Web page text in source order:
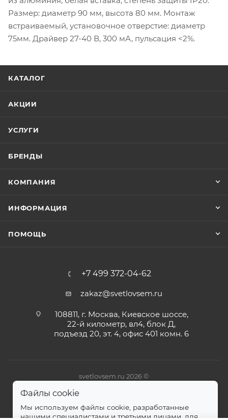
Размер: диаметр 90 мм, высота 80 мм. Монтаж
встраиваемый, установочное отверстие: диаметр
75мм. Драйвер 27-40 В, 300 мА, пульсация <2%.
КАТАЛОГ
АКЦИИ
УСЛУГИ
БРЕНДЫ
КОМПАНИЯ
ИНФОРМАЦИЯ
ПОМОЩЬ
+7 499 372-04-62
zakaz@svetlovsem.ru
108811, г. Москва, Киевское шоссе,
22-й километр, вл4, блок Д,
подъезд 20, эт. 4, офис 401 комн. 6
svetlovsem.ru 2026 ©
Файлы cookie
Мы используем файлы cookie, разработанные
нашими специалистами и третьими лицами, для